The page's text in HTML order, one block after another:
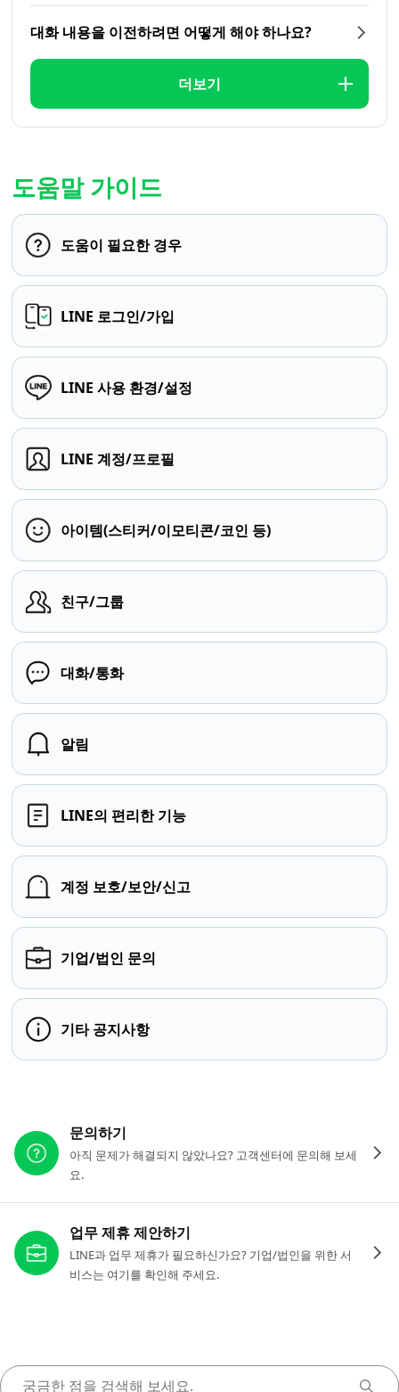
대화 내용을 이전하려면 어떻게 해야 하나요?
더보기
도움말 가이드
도움이 필요한 경우
LINE 로그인/가입
LINE 사용 환경/설정
LINE 계정/프로필
아이템(스티커/이모티콘/코인 등)
친구/그룹
대화/통화
알림
LINE의 편리한 기능
계정 보호/보안/신고
기업/법인 문의
기타 공지사항
문의하기
아직 문제가 해결되지 않았나요? 고객센터에 문의해 보세
요.
업무 제휴 제안하기
LINE과 업무 제휴가 필요하신가요? 기업/법인을 위한 서
비스는 여기를 확인해 주세요.